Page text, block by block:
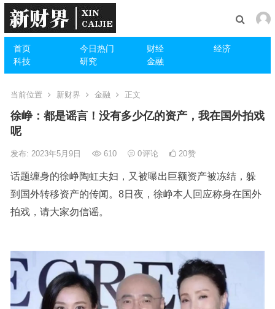
首页 今日热门 财经
经济
科技
研究 金融
当前位置 新财界 金融 正文
徐峥：都是谣言！没有多少亿的资产，我在国外拍戏
呢
发布: 2023年5月9日 610 0评论 20赞
话题缠身的徐峥陶虹夫妇，又被曝出巨额资产被冻结，躲
到国外转移资产的传闻。8日夜，徐峥本人回应称身在国外
拍戏，请大家勿信谣。